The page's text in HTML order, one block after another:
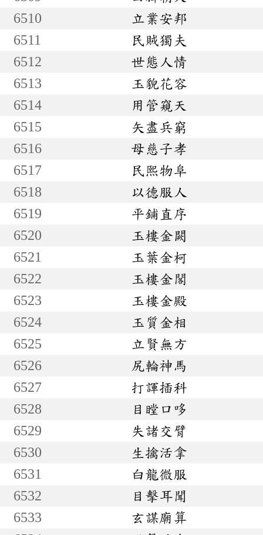
6510
立業安邦
6511
民賊獨夫
6512
世態人情
6513
玉貌花容
6514
用管窺天
6515
矢盡兵窮
6516
母慈子孝
6517
民熙物阜
6518
以德服人
6519
平鋪直序
6520
玉樓金闕
6521
玉葉金柯
6522
玉樓金閣
6523
玉樓金殿
6524
玉質金相
6525
立賢無方
6526
尻輪神馬
6527
打諢插科
6528
目瞠口哆
6529
失諸交臂
6530
生擒活拿
6531
白龍微服
6532
目擊耳聞
6533
玄謀廟算